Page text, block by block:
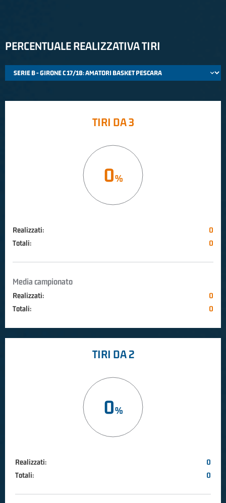
PERCENTUALE REALIZZATIVA TIRI
TIRI DA 3
0
Realizzati:
0
Totali:
0
Media campionato
Realizzati:
0
Totali:
0
TIRI DA 2
0
Realizzati:
0
Totali:
0